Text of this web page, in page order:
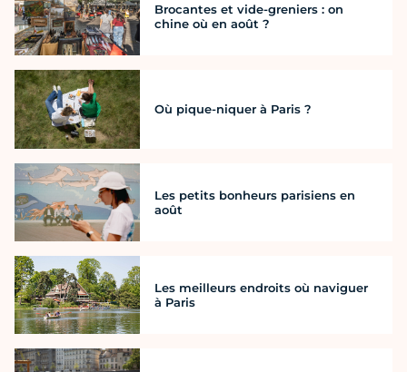
Brocantes et vide-greniers : on
chine où en août ?
Où pique-niquer à Paris ?
Les petits bonheurs parisiens en
août
Les meilleurs endroits où naviguer
à Paris